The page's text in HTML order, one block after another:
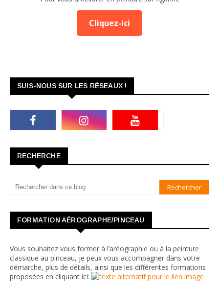
Cliquez-ici
SUIS-NOUS SUR LES RÉSEAUX !
RECHERCHE
FORMATION AÉROGRAPHE/PINCEAU
Vous souhaitez vous former à l’aréographie ou à la peinture
classique au pinceau, je peux vous accompagner dans votre
démarche, plus de détails, ainsi que les différentes formations
proposées en cliquant ici: